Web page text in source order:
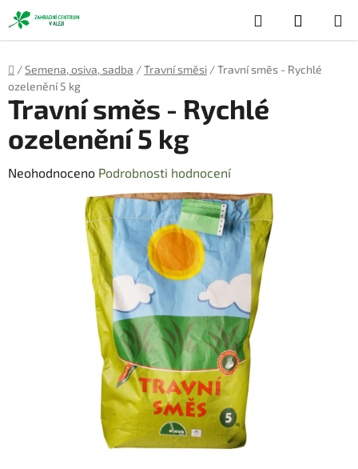
Přejít
na
obsah
Hledat
KOŠÍK
Domů
/Semena, osiva, sadba /Travní směsi /Travní směs - Rychlé
ozelenění 5 kg
Travní směs - Rychlé
ozelenění 5 kg
Průměrné
Neohodnoceno Podrobnosti hodnocení